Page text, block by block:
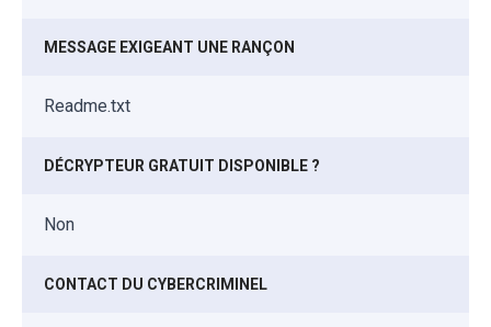
MESSAGE EXIGEANT UNE RANÇON
Readme.txt
DÉCRYPTEUR GRATUIT DISPONIBLE ?
Non
CONTACT DU CYBERCRIMINEL